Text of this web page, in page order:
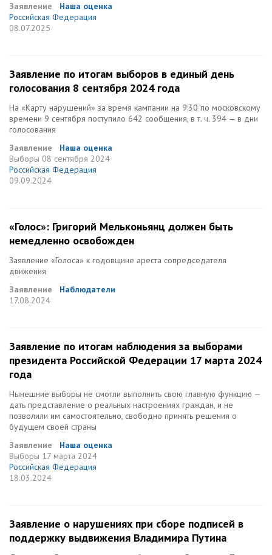
Заявление
Наша оценка
Российская Федерация
08.07.2025
Заявление по итогам выборов в единый день
голосования 8 сентября 2024 года
На «Карту нарушений» за время кампании на 9:30 по московскому
времени 9 сентября поступило 642 сообщения, в т. ч. 394 — в дни
голосования
Заявление
Наша оценка
Выборы 08 сентября 2024
Российская Федерация
09.09.2024
«Голос»: Григорий Мельконьянц должен быть
немедленно освобожден
Заявление «Голоса» к годовщине ареста сопредседателя
движения
Заявление
Наблюдатели
17.08.2024
Заявление по итогам наблюдения за выборами
президента Российской Федерации 17 марта 2024
года
Нынешние выборы не смогли выполнить свою главную функцию —
дать представление о реальных настроениях граждан, и не
позволили им самостоятельно, свободно принять решения о
будущем своей страны
Заявление
Наша оценка
Выборы 17 марта 2024
Российская Федерация
18.03.2024
Заявление о нарушениях при сборе подписей в
поддержку выдвижения Владимира Путина